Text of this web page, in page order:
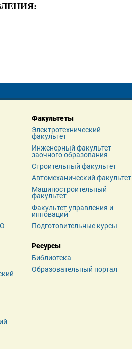
Факультеты
Электротехнический
факультет
Инженерный факультет
заочного образования
Строительный факультет
Автомеханический факультет
Машиностроительный
факультет
Факультет управления и
инноваций
Подготовительные курсы
Ресурсы
Библиотека
Образовательный портал